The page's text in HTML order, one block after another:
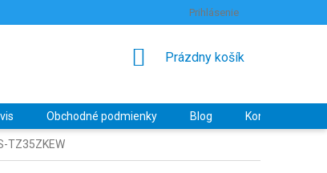
ÚDAJOV HODNOTENIE OBCHODU
Prihlásenie
NÁKUPNÝ
Prázdny košík
Obchodné podmienky Blog Kontakty
TZ35ZKEW